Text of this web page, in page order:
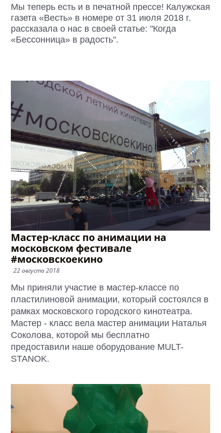
Мы теперь есть и в печатной прессе! Калужская
газета «Весть» в номере от 31 июля 2018 г.
рассказала о нас в своей статье: "Когда
«Бессонница» в радость".
Мастер-класс по анимации на
московском фестивале
#московскоекино
22 августа 2018
Мы приняли участие в мастер-классе по
пластилиновой анимации, который состоялся в
рамках московского городского кинотеатра.
Мастер - класс вела мастер анимации Наталья
Соколова, которой мы бесплатно
предоставили наше оборудование MULT-
STANOK.